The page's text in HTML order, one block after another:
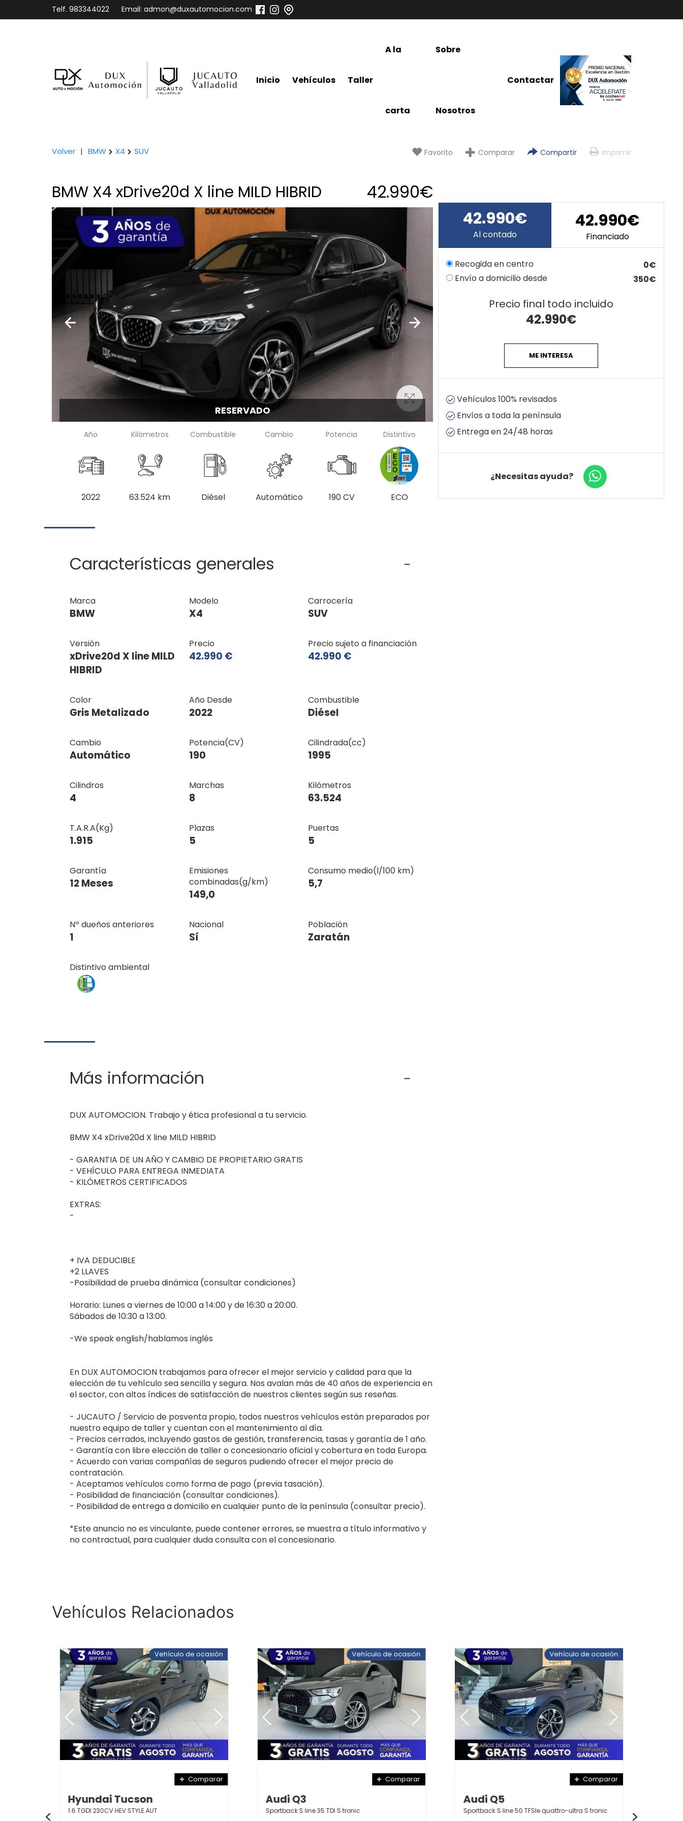
Telf. 983344022 Email: admon@duxautomocion.com
Inicio Vehículos Taller
A la
carta
Sobre
Nosotros
Contactar
Volver | BMW X4 SUV Favorito Comparar Compartir Imprimir
BMW X4 xDrive20d X line MILD HIBRID 42.990€
RESERVADO
Año
2022
Kilómetros
63.524 km
Combustible
Diésel
Cambio
Automático
Potencia
190 CV
Distintivo
ECO
Características generales
Marca
BMW
Modelo
X4
Carrocería
SUV
Versión
xDrive20d X line MILD
HIBRID
Precio
42.990 €
Precio sujeto a financiación
42.990 €
Color
Gris Metalizado
Año Desde
2022
Combustible
Diésel
Cambio
Automático
Potencia(CV)
190
Cilindrada(cc)
1995
Cilindros
4
Marchas
8
Kilómetros
63.524
T.A.R.A(Kg)
1.915
Plazas
5
Puertas
5
Garantía
12 Meses
Emisiones
combinadas(g/km)
149,0
Consumo medio(l/100 km)
5,7
Nº dueños anteriores
1
Nacional
Sí
Población
Zaratán
Distintivo ambiental
Más información
DUX AUTOMOCION. Trabajo y ética profesional a tu servicio.
BMW X4 xDrive20d X line MILD HIBRID
- GARANTIA DE UN AÑO Y CAMBIO DE PROPIETARIO GRATIS
- VEHÍCULO PARA ENTREGA INMEDIATA
- KILÓMETROS CERTIFICADOS
EXTRAS:
-
+ IVA DEDUCIBLE
+2 LLAVES
-Posibilidad de prueba dinámica (consultar condiciones)
Horario: Lunes a viernes de 10:00 a 14:00 y de 16:30 a 20:00.
Sábados de 10:30 a 13:00.
-We speak english/hablamos inglés
En DUX AUTOMOCION trabajamos para ofrecer el mejor servicio y calidad para que la
elección de tu vehículo sea sencilla y segura. Nos avalan más de 40 años de experiencia en
el sector, con altos índices de satisfacción de nuestros clientes según sus reseñas.
- JUCAUTO / Servicio de posventa propio, todos nuestros vehículos están preparados por
nuestro equipo de taller y cuentan con el mantenimiento al día.
- Precios cerrados, incluyendo gastos de gestión, transferencia, tasas y garantía de 1 año.
- Garantía con libre elección de taller o concesionario oficial y cobertura en toda Europa.
- Acuerdo con varias compañías de seguros pudiendo ofrecer el mejor precio de
contratación.
- Aceptamos vehículos como forma de pago (previa tasación).
- Posibilidad de financiación (consultar condiciones).
- Posibilidad de entrega a domicilio en cualquier punto de la península (consultar precio).
*Este anuncio no es vinculante, puede contener errores, se muestra a título informativo y
no contractual, para cualquier duda consulta con el concesionario.
Vehículos Relacionados
Vehículo de ocasión
Comparar
Hyundai Tucson
1.6 TGDI 230CV HEV STYLE AUT
Vehículo de ocasión
Comparar
Audi Q3
Sportback S line 35 TDI S tronic
Vehículo de ocasión
Comparar
Audi Q5
Sportback S line 50 TFSIe quattro-ultra S tronic
42.990€
Al contado
42.990€
Financiado
Recogida en centro
0€
Envío a domicilio desde
350€
Precio final todo incluido
42.990€
ME INTERESA
Vehículos 100% revisados
Envíos a toda la península
Entrega en 24/48 horas
¿Necesitas ayuda?